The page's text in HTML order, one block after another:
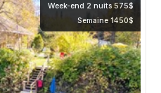
Week-end 2 nuits 575$
Semaine 1450$